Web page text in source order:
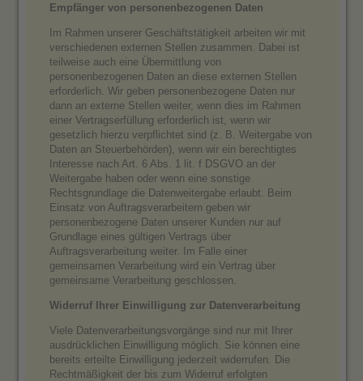
Empfänger von personenbezogenen Daten
Im Rahmen unserer Geschäftstätigkeit arbeiten wir mit
verschiedenen externen Stellen zusammen. Dabei ist
teilweise auch eine Übermittlung von
personenbezogenen Daten an diese externen Stellen
erforderlich. Wir geben personenbezogene Daten nur
dann an externe Stellen weiter, wenn dies im Rahmen
einer Vertragserfüllung erforderlich ist, wenn wir
gesetzlich hierzu verpflichtet sind (z. B. Weitergabe von
Daten an Steuerbehörden), wenn wir ein berechtigtes
Interesse nach Art. 6 Abs. 1 lit. f DSGVO an der
Weitergabe haben oder wenn eine sonstige
Rechtsgrundlage die Datenweitergabe erlaubt. Beim
Einsatz von Auftragsverarbeitern geben wir
personenbezogene Daten unserer Kunden nur auf
Grundlage eines gültigen Vertrags über
Auftragsverarbeitung weiter. Im Falle einer
gemeinsamen Verarbeitung wird ein Vertrag über
gemeinsame Verarbeitung geschlossen.
Widerruf Ihrer Einwilligung zur Datenverarbeitung
Viele Datenverarbeitungsvorgänge sind nur mit Ihrer
ausdrücklichen Einwilligung möglich. Sie können eine
bereits erteilte Einwilligung jederzeit widerrufen. Die
Rechtmäßigkeit der bis zum Widerruf erfolgten